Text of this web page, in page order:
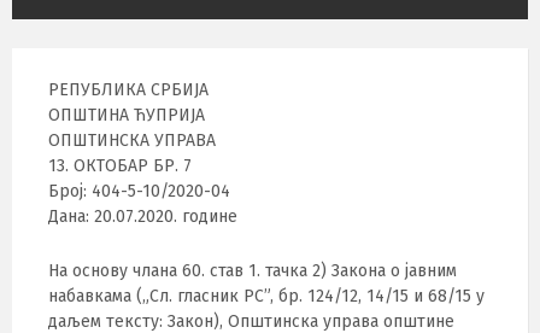
РЕПУБЛИКА СРБИЈА
ОПШТИНА ЋУПРИЈА
ОПШТИНСКА УПРАВА
13. ОКТОБАР БР. 7
Број: 404-5-10/2020-04
Дана: 20.07.2020. године
На основу члана 60. став 1. тачка 2) Закона о јавним
набавкама („Сл. гласник РС”, бр. 124/12, 14/15 и 68/15 у
даљем тексту: Закон), Општинска управа општине